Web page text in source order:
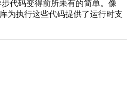
代码变得前所未有的简单。像
为执行这些代码提供了运行时支